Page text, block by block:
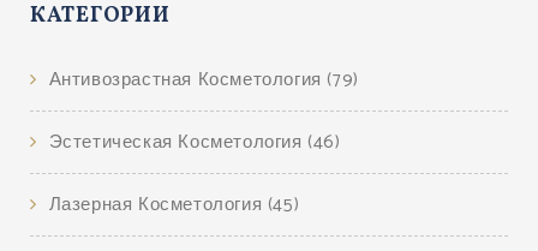
КАТЕГОРИИ
Антивозрастная Косметология (79)
Эстетическая Косметология (46)
Лазерная Косметология (45)